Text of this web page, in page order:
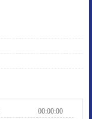
00:00:00